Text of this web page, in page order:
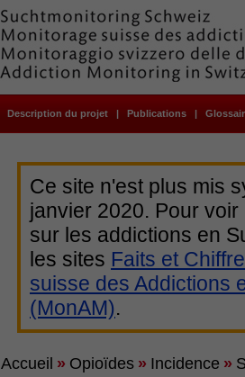
Description du projet | Publications |
Ce site n'est plus mis
janvier 2020. Pour
sur les addictions en
les sites Faits et
suisse des Addictions
(MonAM).
Accueil » Opioïdes » Incidence »